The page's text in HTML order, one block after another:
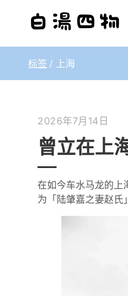
标签 上海
2026年7月14日
曾立在上
在如今车水马龙的上
为「陆肇嘉之妻赵氏